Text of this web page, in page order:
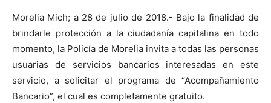
Morelia Mich; a 28 de julio de 2018.- Bajo la finalidad de
brindarle protección a la ciudadanía capitalina en todo
momento, la Policía de Morelia invita a todas las personas
usuarias de servicios bancarios interesadas en este
servicio, a solicitar el programa de “Acompañamiento
Bancario”, el cual es completamente gratuito.